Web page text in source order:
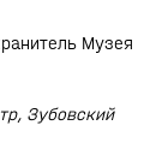
Музея
Зубовский